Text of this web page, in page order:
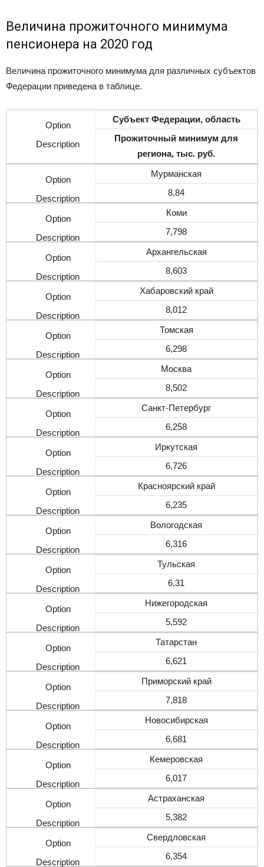
Величина прожиточного минимума
пенсионера на 2020 год
Величина прожиточного минимума для различных субъектов
Федерации приведена в таблице.
Субъект Федерации, область
Прожиточный минимум для
региона, тыс. руб.
Мурманская
8,84
Коми
7,798
Архангельская
8,603
Хабаровский край
8,012
Томская
6,298
Москва
8,502
Санкт-Петербург
6,258
Иркутская
6,726
Красноярский край
6,235
Вологодская
6,316
Тульская
6,31
Нижегородская
5,592
Татарстан
6,621
Приморский край
7,818
Новосибирская
6,681
Кемеровская
6,017
Астраханская
5,382
Свердловская
6,354